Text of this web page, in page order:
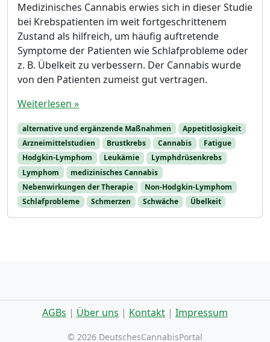
Medizinisches Cannabis erwies sich in dieser Studie
bei Krebspatienten im weit fortgeschrittenem
Zustand als hilfreich, um häufig auftretende
Symptome der Patienten wie Schlafprobleme oder
z. B. Übelkeit zu verbessern. Der Cannabis wurde
von den Patienten zumeist gut vertragen.
Weiterlesen »
alternative und ergänzende Maßnahmen
Appetitlosigkeit
Arzneimittelstudien
Brustkrebs Cannabis
Fatigue
Hodgkin-Lymphom
Leukämie
Lymphdrüsenkrebs
Lymphom
medizinisches Cannabis
Nebenwirkungen der Therapie
Non-Hodgkin-Lymphom
Schlafprobleme
Schmerzen Schwäche Übelkeit
AGBs | Über uns | Kontakt | Impressum
© 2026 DeutschesCannabisPortal